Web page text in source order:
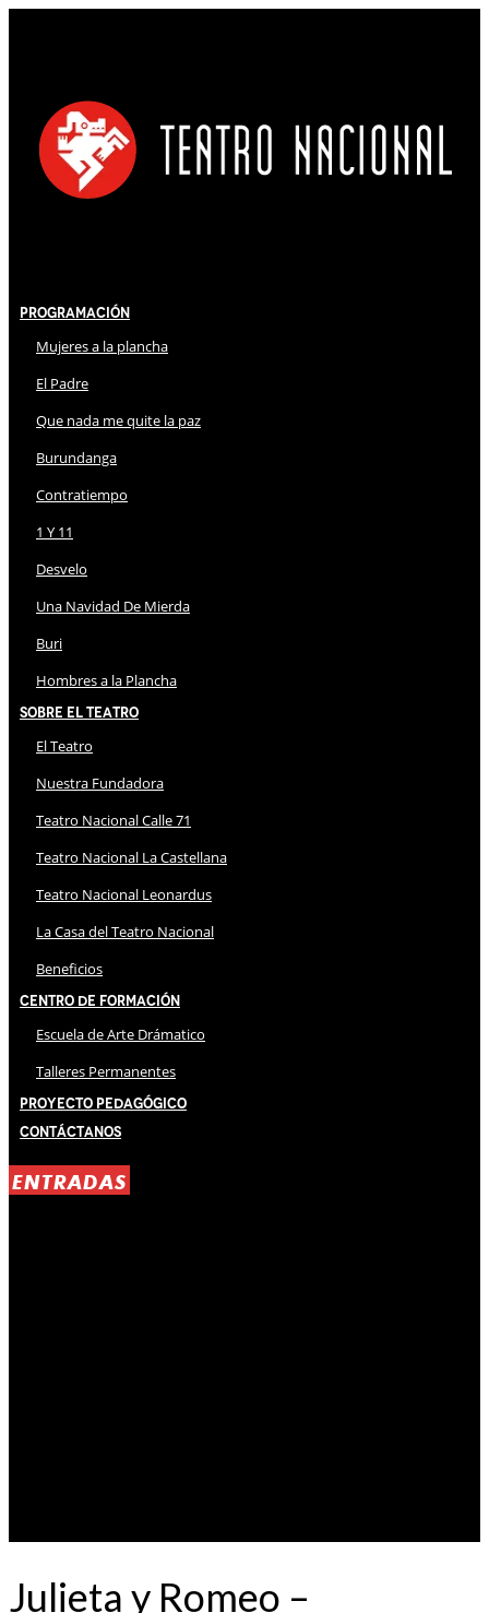
Programación
Mujeres a la plancha
El Padre
Que nada me quite la paz
Burundanga
Contratiempo
1 Y 11
Desvelo
Una Navidad De Mierda
Buri
Hombres a la Plancha
Sobre El Teatro
El Teatro
Nuestra Fundadora
Teatro Nacional Calle 71
Teatro Nacional La Castellana
Teatro Nacional Leonardus
La Casa del Teatro Nacional
Beneficios
Centro de Formación
Escuela de Arte Drámatico
Talleres Permanentes
Proyecto Pedagógico
Contáctanos
ENTRADAS
Julieta y Romeo –